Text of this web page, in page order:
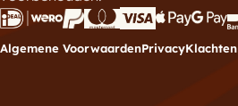
Algemene VoorwaardenPrivacyKlachten